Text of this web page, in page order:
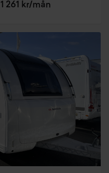
1 261 kr/mån